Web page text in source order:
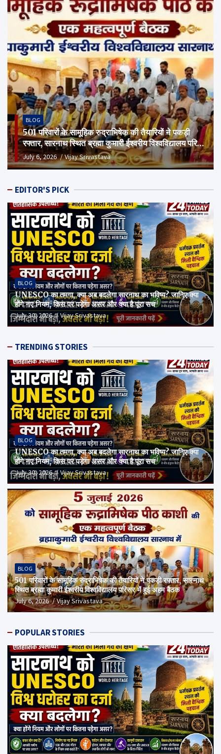
BLOG
501 परिवारों के सामूहिक रुद्राभिषेक की तैयारियों ने पकड़ी
रफ्तार, सारनाथ स्थित ब्रह्मा कुमारी ईश्वरीय विश्वविद्यालय परिसर
में हुई अहम बैठक
July 6, 2026 Vijay Srivastava
EDITOR'S PICK
BLOG
UNESCO का तमगा, क्या अब बदलेगा सारनाथ का भविष्य? जानिए क्या
होंगे नए नियम, किस पर पड़ेगा असर और क्या है पूरा सच
July 30, 2026 Vijay Srivastava
TRENDING STORIES
BLOG
UNESCO का तमगा, क्या अब बदलेगा सारनाथ का भविष्य? जानिए क्या
होंगे नए नियम, किस पर पड़ेगा असर और क्या है पूरा सच
July 30, 2026 Vijay Srivastava
BLOG
501 परिवारों के सामूहिक रुद्राभिषेक की तैयारियों ने पकड़ी रफ्तार, सारनाथ
स्थित ब्रह्मा कुमारी ईश्वरीय विश्वविद्यालय परिसर में हुई अहम बैठक
July 6, 2026 Vijay Srivastava
POPULAR STORIES